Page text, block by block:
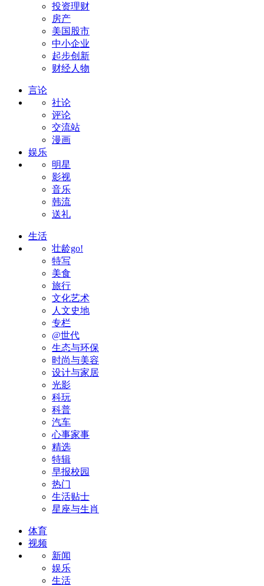
投资理财
房产
美国股市
中小企业
起步创新
财经人物
言论
社论
评论
交流站
漫画
娱乐
明星
影视
音乐
韩流
送礼
生活
壮龄go!
特写
美食
旅行
文化艺术
人文史地
专栏
@世代
生态与环保
时尚与美容
设计与家居
光影
科玩
科普
汽车
心事家事
精选
特辑
早报校园
热门
生活贴士
星座与生肖
体育
视频
新闻
娱乐
生活